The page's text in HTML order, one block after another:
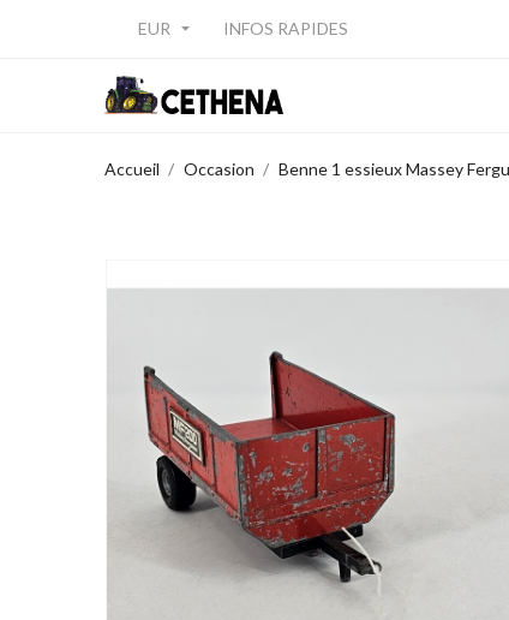
EUR  INFOS RAPIDES
Accueil Occasion Benne 1 essieux Massey